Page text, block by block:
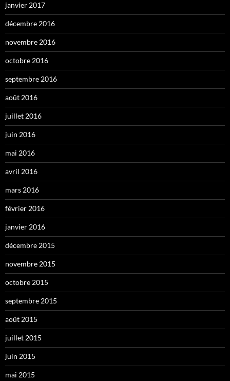
janvier 2017
décembre 2016
novembre 2016
octobre 2016
septembre 2016
août 2016
juillet 2016
juin 2016
mai 2016
avril 2016
mars 2016
février 2016
janvier 2016
décembre 2015
novembre 2015
octobre 2015
septembre 2015
août 2015
juillet 2015
juin 2015
mai 2015